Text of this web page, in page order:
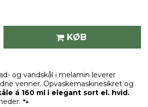
KØB
og vandskål i melamin leverer
venner. Opvaskemaskinesikret og
á 160 ml i elegant sort el. hvid.
🐾